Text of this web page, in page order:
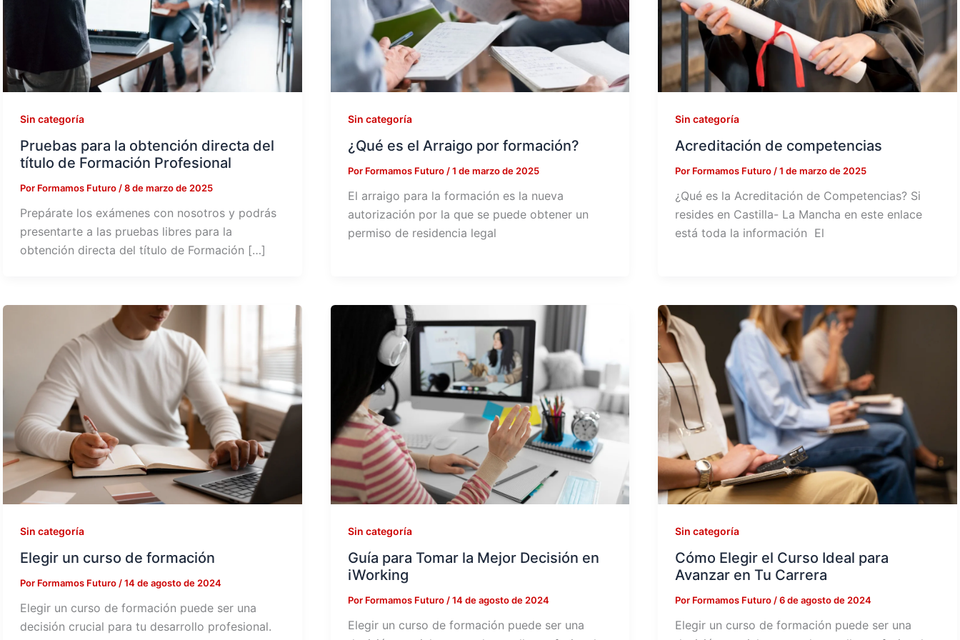
Sin categoría
Pruebas para la obtención directa del
título de Formación Profesional
Por Formamos Futuro /8 de marzo de 2025
Prepárate los exámenes con nosotros y podrás
presentarte a las pruebas libres para la
obtención directa del título de Formación […]
Sin categoría
¿Qué es el Arraigo por formación?
Por Formamos Futuro /1 de marzo de 2025
El arraigo para la formación es la nueva
autorización por la que se puede obtener un
permiso de residencia legal
Sin categoría
Acreditación de competencias
Por Formamos Futuro /1 de marzo de 2025
¿Qué es la Acreditación de Competencias? Si
resides en Castilla- La Mancha en este enlace
está toda la información El
Sin categoría
Elegir un curso de formación
Por Formamos Futuro /14 de agosto de 2024
Elegir un curso de formación puede ser una
decisión crucial para tu desarrollo profesional.
Sin categoría
Guía para Tomar la Mejor Decisión en
iWorking
Por Formamos Futuro /14 de agosto de 2024
Elegir un curso de formación puede ser una
Sin categoría
Cómo Elegir el Curso Ideal para
Avanzar en Tu Carrera
Por Formamos Futuro /6 de agosto de 2024
Elegir un curso de formación puede ser una